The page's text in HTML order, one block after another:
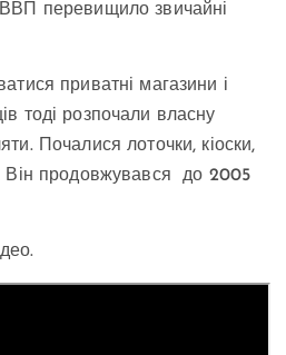
перевищило звичайні
приватні магазини і
тоді розпочали власну
Почалися лоточки, кіоски,
Він продовжувався до 2005